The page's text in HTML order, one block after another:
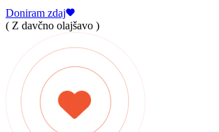
Doniram zdaj
( Z davčno olajšavo )